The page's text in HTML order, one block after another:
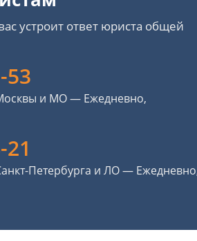
устроит ответ юриста общей
53
и МО — Ежедневно,
Петербурга и ЛО —